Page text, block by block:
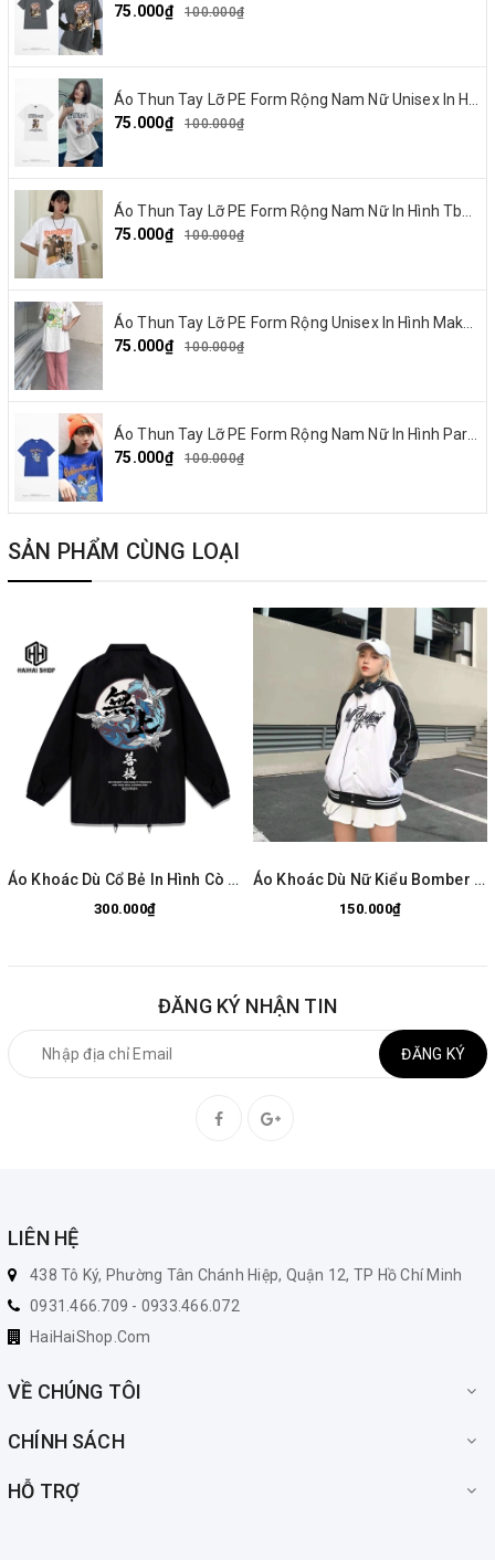
75.000₫
100.000₫
75.000₫
100.000₫
75.000₫
100.000₫
75.000₫
100.000₫
75.000₫
100.000₫
SẢN PHẨM CÙNG LOẠI
Áo Khoác Dù Cổ Bẻ In Hình Cò Japan 344, Dù 2 Lớp Dày Dặn, Phong Cách LocalBrand
300.000₫
Áo Khoác Dù Nữ Kiểu Bomber In Chữ Kill System 05
150.000₫
ĐĂNG KÝ NHẬN TIN
ĐĂNG KÝ
LIÊN HỆ
438 Tô Ký, Phường Tân Chánh Hiệp, Quận 12, TP Hồ Chí Minh
0931.466.709 - 0933.466.072
HaiHaiShop.Com
VỀ CHÚNG TÔI
CHÍNH SÁCH
HỖ TRỢ